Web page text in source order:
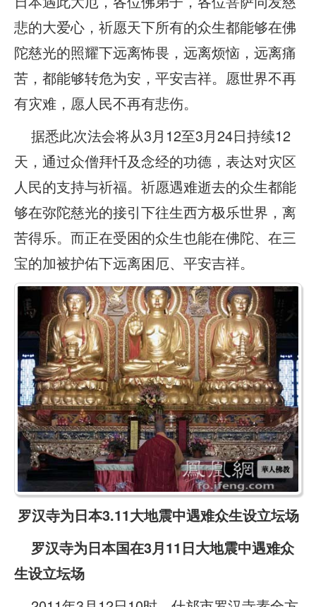
悲的大爱心，祈愿天下所有的众生都能够在佛
陀慈光的照耀下远离怖畏，远离烦恼，远离痛
苦，都能够转危为安，平安吉祥。愿世界不再
有灾难，愿人民不再有悲伤。
据悉此次法会将从3月12至3月24日持续12
天，通过众僧拜忏及念经的功德，表达对灾区
人民的支持与祈福。祈愿遇难逝去的众生都能
够在弥陀慈光的接引下往生西方极乐世界，离
苦得乐。而正在受困的众生也能在佛陀、在三
宝的加被护佑下远离困厄、平安吉祥。
罗汉寺为日本3.11大地震中遇难众生设立坛场
罗汉寺为日本国在3月11日大地震中遇难众
生设立坛场